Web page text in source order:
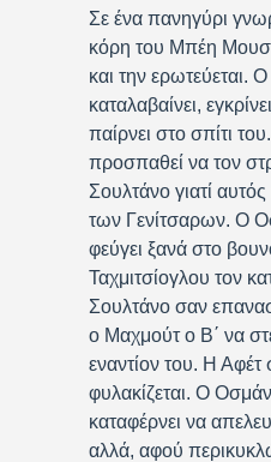
Σε ένα πανηγύρι
κόρη του Μπέη
και την ερωτεύεται.
καταλαβαίνει,
παίρνει στο σπίτι
προσπαθεί να τον
Σουλτάνο γιατί
των Γενίτσαρων. Ο
φεύγει ξανά στο
Ταχμιτσίογλου τον
Σουλτάνο σαν
ο Μαχμούτ ο Β΄ να
εναντίον του. Η Αφέτ
φυλακίζεται. Ο
καταφέρνει να
αλλά, αφού